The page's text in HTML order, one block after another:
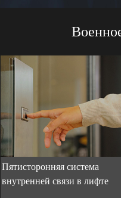
Пятисторонняя система
внутренней связи в лифте